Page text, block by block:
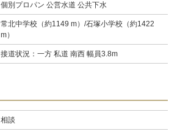
個別プロパン 公営水道 公共下水
常北中学校（約1149 m）/石塚小学校（約1422
m）
接道状況：一方 私道 南西 幅員3.8m
相談